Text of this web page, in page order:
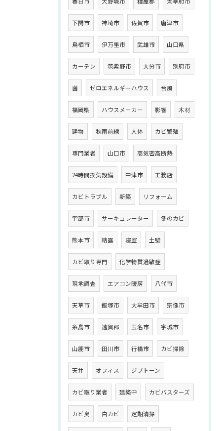
下関市 神埼市 佐賀市 唐津市
鳥栖市 伊万里市 武雄市 山口県
カーテン 筑紫野市 大分市 別府市
菌 ゼロエネルギーハウス 台風
福岡県 ハウスメーカー 影響 木材
建物 秋雨前線 人体 カビ繁殖
専門業者 山口市 高気密高断熱
24時間換気設備 中津市 工務店
カビトラブル 新築 リフォーム
宇部市 サーキュレーター 冬のカビ
熊本市 結露 寝室 土壁
カビ取り専門 化学物質過敏症
現地調査 エアコン暖房 八代市
天草市 飯塚市 大牟田市 宗像市
糸島市 遠賀郡 玉名市 宇城市
山鹿市 田川市 行橋市 カビ掃除
天井 オフィス ジプトーン
カビ取り業者 建築中 カビバスターズ
カビ臭 白カビ 定期清掃